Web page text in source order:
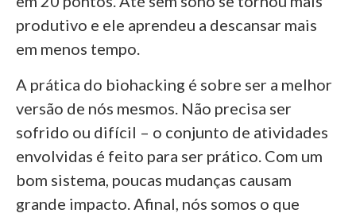
produtivo e ele aprendeu a descansar mais
em menos tempo.
A prática do biohacking é sobre ser a melhor
versão de nós mesmos. Não precisa ser
sofrido ou difícil – o conjunto de atividades
envolvidas é feito para ser prático. Com um
bom sistema, poucas mudanças causam
grande impacto. Afinal, nós somos o que